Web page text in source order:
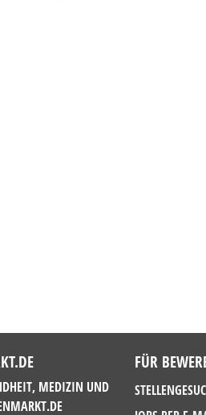
MEDIZIN UND
FÜR